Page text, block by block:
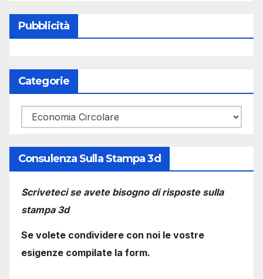
Pubblicità
Categorie
Categorie
Consulenza Sulla Stampa 3d
Scriveteci se avete bisogno di risposte sulla
stampa 3d
Se volete condividere con noi le vostre
esigenze compilate la form.